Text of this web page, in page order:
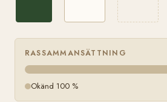
RASSAMMANSÄTTNING
Okänd 100 %